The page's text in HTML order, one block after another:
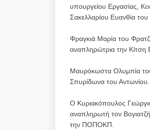
υπουργείου Εργασίας,
Σακελλαρίου Ευανθία
Φραγκιά Μαρία του
αναπληρώτρια την Κίτση
Μαυρόκωστα Ολυμπία
Σπυρίδωνα του Αντωνίου.
Ο Κυριακόπουλος
αναπληρωτή τον
την ΠΟΠΟΚΠ.